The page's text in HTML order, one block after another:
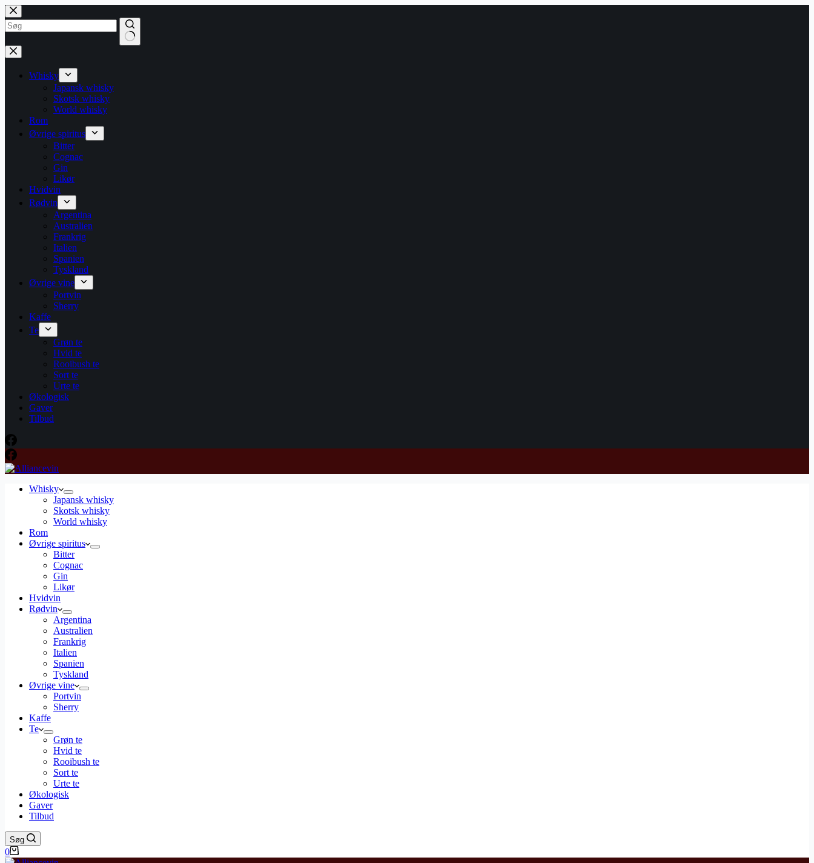
Fortsæt
til
indhold
Ingen
resultater
Whisky
Japansk whisky
Skotsk whisky
World whisky
Rom
Øvrige spiritus
Bitter
Cognac
Gin
Likør
Hvidvin
Rødvin
Argentina
Australien
Frankrig
Italien
Spanien
Tyskland
Øvrige vine
Portvin
Sherry
Kaffe
Te
Grøn te
Hvid te
Rooibush te
Sort te
Urte te
Økologisk
Gaver
Tilbud
Whisky
Japansk whisky
Skotsk whisky
World whisky
Rom
Øvrige spiritus
Bitter
Cognac
Gin
Likør
Hvidvin
Rødvin
Argentina
Australien
Frankrig
Italien
Spanien
Tyskland
Øvrige vine
Portvin
Sherry
Kaffe
Te
Grøn te
Hvid te
Rooibush te
Sort te
Urte te
Økologisk
Gaver
Tilbud
Søg
Indkøbskurv
0